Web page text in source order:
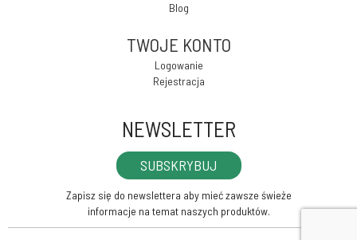
Blog
TWOJE KONTO
Logowanie
Rejestracja
NEWSLETTER
SUBSKRYBUJ
Zapisz się do newslettera aby mieć zawsze świeże
informacje na temat naszych produktów.